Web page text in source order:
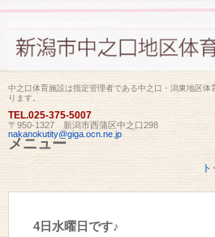
中之口体育施設は指定管理者である中之口・潟東地区
ります。
TEL.025-375-5007
〒950-1327 新潟市西蒲区中之口298
nakanokutity@giga.ocn.ne.jp
メニュー
4日水曜日です♪